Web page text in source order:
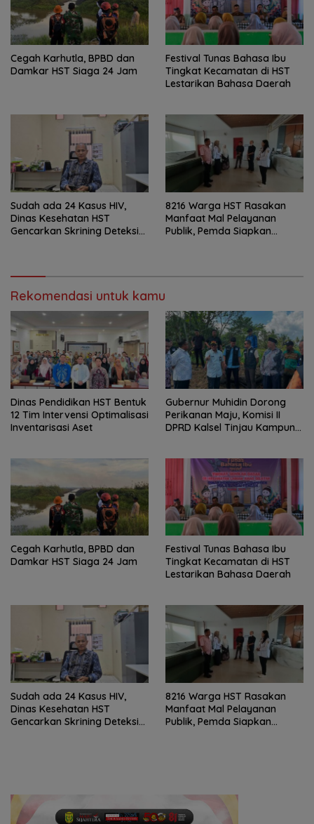
Cegah Karhutla, BPBD dan
Damkar HST Siaga 24 Jam
Festival Tunas Bahasa Ibu
Tingkat Kecamatan di HST
Lestarikan Bahasa Daerah
Sudah ada 24 Kasus HIV,
Dinas Kesehatan HST
Gencarkan Skrining Deteksi
8216 Warga HST Rasakan
Manfaat Mal Pelayanan
Publik, Pemda Siapkan
Rekomendasi untuk kamu
Dinas Pendidikan HST Bentuk
12 Tim Intervensi Optimalisasi
Inventarisasi Aset
Gubernur Muhidin Dorong
Perikanan Maju, Komisi II
DPRD Kalsel Tinjau Kampung
Cegah Karhutla, BPBD dan
Damkar HST Siaga 24 Jam
Festival Tunas Bahasa Ibu
Tingkat Kecamatan di HST
Lestarikan Bahasa Daerah
Sudah ada 24 Kasus HIV,
Dinas Kesehatan HST
Gencarkan Skrining Deteksi
8216 Warga HST Rasakan
Manfaat Mal Pelayanan
Publik, Pemda Siapkan